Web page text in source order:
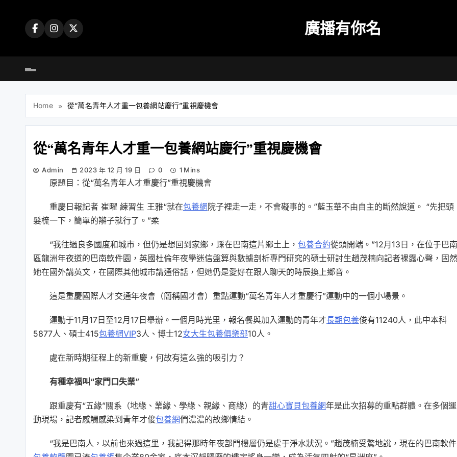
廣播有你名
Home 從“萬名青年人才重一包養網站慶行”重視慶機會
從“萬名青年人才重一包養網站慶行”重視慶機會
Admin 2023 年 12 月 19 日 0 1 Mins
原題目：從“萬名青年人才重慶行”重視慶機會
重慶日報記者 崔曜 練習生 王雅“就在包養網 院子裡走一走，不會礙事的。”藍玉華不由自主的斷然說道。 “先把頭
髮梳一下，簡單的辮子就行了。”柔
“我往過良多國度和城市，但仍是想回到家鄉，踩在巴南這片鄉土上， 包養合約從頭開端。”12月13日，在位于巴南
區龍洲年夜道的巴南軟件園，英國杜倫年夜學迷信盤算與數據剖析專門研究的碩士研討生趙茂楠向記者裸露心聲，固然
她在國外講英文，在國際其他城市講通俗話，但她仍是愛好在跟人聊天的時辰換上鄉音。
這是重慶國際人才交通年夜會（簡稱國才會）重點運動“萬名青年人才重慶行”運動中的一個小場景。
運動于11月17日至12月17日舉辦。一個月時光里，報名餐與加入運動的青年才長期包養俊有11240人，此中本科
5877人、碩士415包養網VIP3人、博士12女大生包養俱樂部10人。
處在新時期征程上的新重慶，何故有這么強的吸引力？
有種幸福叫“家門口失業”
跟重慶有“五緣”關系（地緣、業緣、學緣、親緣、商緣）的青甜心寶貝包養網年是此次招募的重點群體。在多個運
動現場，記者感觸感染到青年才俊包養網們濃濃的故鄉情結。
“我是巴南人，以前也來過這里，我記得那時年夜部門樓層仍是處于淨水狀況。”趙茂楠受驚地說，現在的巴南軟件